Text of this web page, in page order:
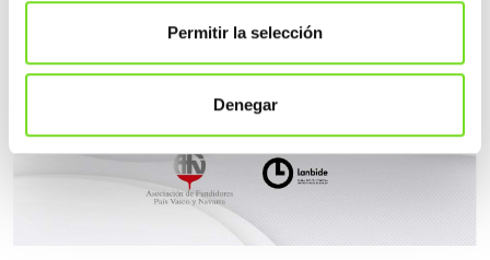
Permitir la selección
Denegar